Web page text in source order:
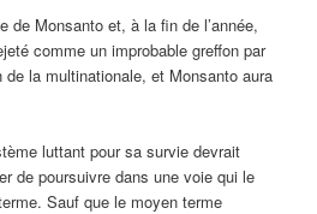
de Monsanto et, à la fin de l’année,
comme un improbable greffon par
de la multinationale, et Monsanto aura
luttant pour sa survie devrait
de poursuivre dans une voie qui le
Sauf que le moyen terme